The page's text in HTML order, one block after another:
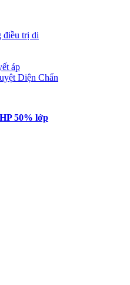
điều trị di
áp
Diện Chẩn
50% lớp